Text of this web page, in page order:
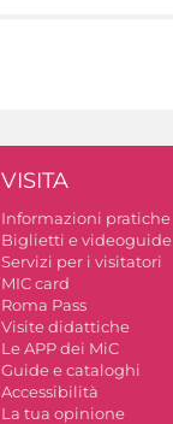
VISITA
Informazioni pratiche
Biglietti e videoguide
Servizi per i visitatori
MIC card
Roma Pass
Visite didattiche
Le APP dei MiC
Guide e cataloghi
Accessibilità
La tua opinione